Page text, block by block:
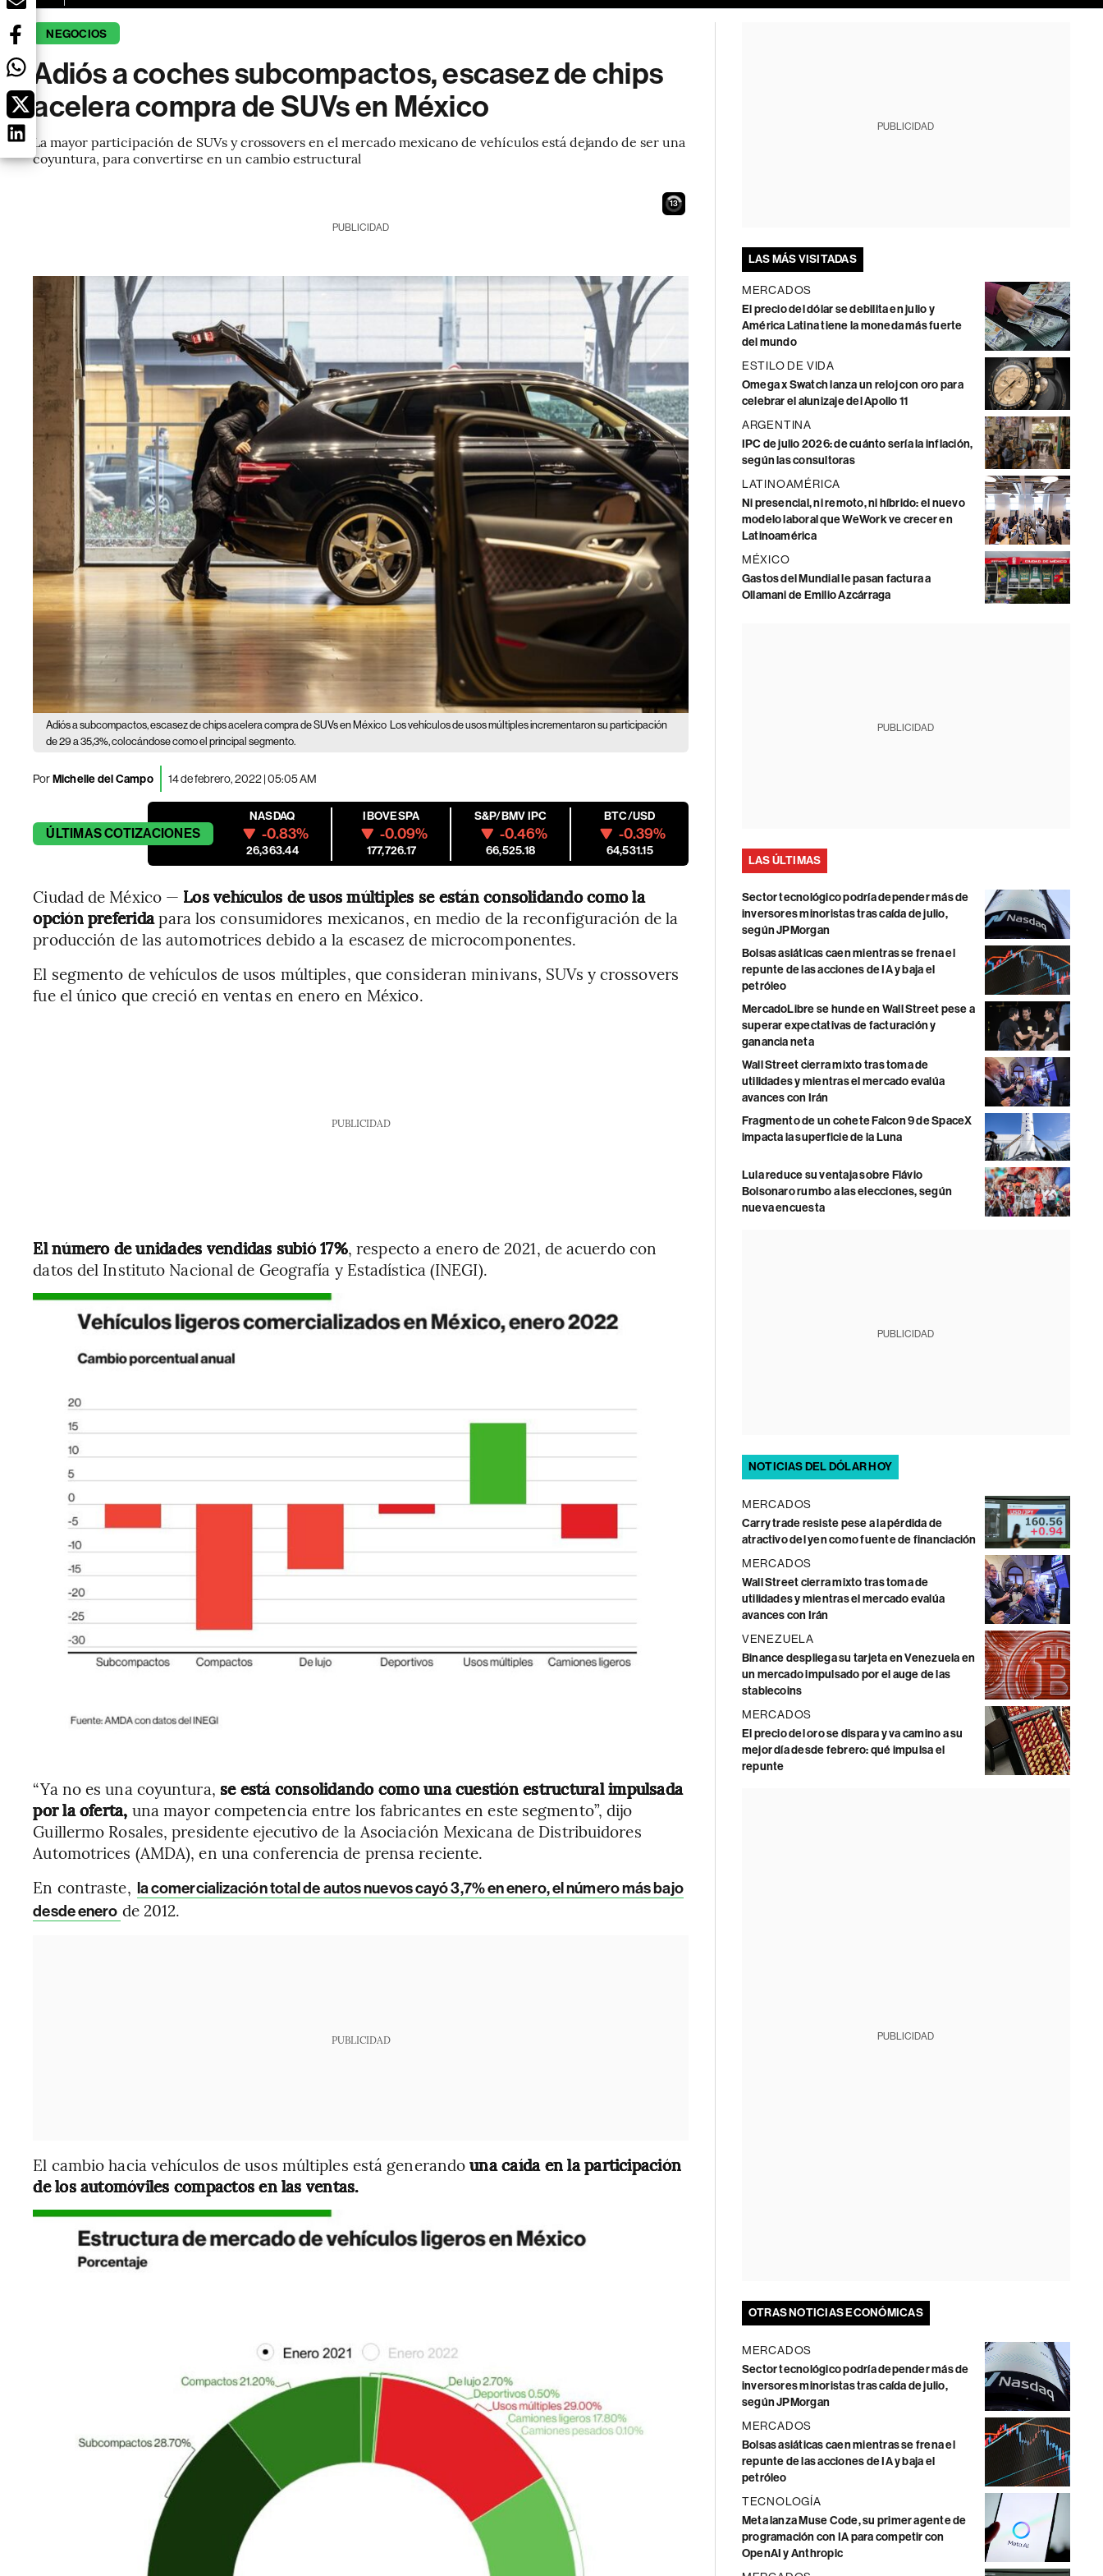
NEGOCIOS
Adiós a coches subcompactos, escasez de chips
acelera compra de SUVs en México
La mayor participación de SUVs y crossovers en el mercado mexicano de vehículos está dejando de ser una
coyuntura, para convertirse en un cambio estructural
12
PUBLICIDAD
Adiós a subcompactos, escasez de chips acelera compra de SUVs en México Los vehículos de usos múltiples incrementaron su participación
de 29 a 35,3%, colocándose como el principal segmento.
PorMichelle del Campo 14 de febrero, 2022 | 05:05 AM
ÚLTIMASCOTIZACIONES
NASDAQ
-0.83%
26,363.44
IBOVESPA
-0.09%
177,726.17
S&P/BMV IPC
-0.46%
66,525.18
BTC/USD
-0.39%
64,531.15
Ciudad de México — Los vehículos de usos múltiples se están consolidando como la
opción preferidapara los consumidores mexicanos, en medio de la reconfiguración de la
producción de las automotrices debido a la escasez de microcomponentes.
El segmento de vehículos de usos múltiples, que consideran minivans, SUVs y crossovers
fue el único que creció en ventas en enero en México.
PUBLICIDAD
El número de unidades vendidas subió 17%, respecto a enero de 2021, de acuerdo con
datos del Instituto Nacional de Geografía y Estadística (INEGI).
“Ya no es una coyuntura, se está consolidando como una cuestión estructural impulsada
por la oferta, una mayor competencia entre los fabricantes en este segmento”, dijo
Guillermo Rosales, presidente ejecutivo de la Asociación Mexicana de Distribuidores
Automotrices (AMDA), en una conferencia de prensa reciente.
En contraste, la comercialización total de autos nuevos cayó 3,7% en enero, el número más bajo
desde enero de 2012.
PUBLICIDAD
El cambio hacia vehículos de usos múltiples está generandouna caída en la participación
de los automóviles compactos en las ventas.
PUBLICIDAD
LAS MÁS VISITADAS
MERCADOS
El precio del dólar se debilita en julio y
América Latina tiene la moneda más fuerte
del mundo
ESTILO DE VIDA
Omega x Swatch lanza un reloj con oro para
celebrar el alunizaje del Apollo 11
ARGENTINA
IPC de julio 2026: de cuánto sería la inflación,
según las consultoras
LATINOAMÉRICA
Ni presencial, ni remoto, ni híbrido: el nuevo
modelo laboral que WeWork ve crecer en
Latinoamérica
MÉXICO
Gastos del Mundial le pasan factura a
Ollamani de Emilio Azcárraga
PUBLICIDAD
LAS ÚLTIMAS
Sector tecnológico podría depender más de
inversores minoristas tras caída de julio,
según JPMorgan
Bolsas asiáticas caen mientras se frena el
repunte de las acciones de IA y baja el
petróleo
MercadoLibre se hunde en Wall Street pese a
superar expectativas de facturación y
ganancia neta
Wall Street cierra mixto tras toma de
utilidades y mientras el mercado evalúa
avances con Irán
Fragmento de un cohete Falcon 9 de SpaceX
impacta la superficie de la Luna
Lula reduce su ventaja sobre Flávio
Bolsonaro rumbo a las elecciones, según
nueva encuesta
PUBLICIDAD
NOTICIAS DEL DÓLAR HOY
MERCADOS
Carry trade resiste pese a la pérdida de
atractivo del yen como fuente de financiación
MERCADOS
Wall Street cierra mixto tras toma de
utilidades y mientras el mercado evalúa
avances con Irán
VENEZUELA
Binance despliega su tarjeta en Venezuela en
un mercado impulsado por el auge de las
stablecoins
MERCADOS
El precio del oro se dispara y va camino a su
mejor día desde febrero: qué impulsa el
repunte
PUBLICIDAD
OTRAS NOTICIAS ECONÓMICAS
MERCADOS
Sector tecnológico podría depender más de
inversores minoristas tras caída de julio,
según JPMorgan
MERCADOS
Bolsas asiáticas caen mientras se frena el
repunte de las acciones de IA y baja el
petróleo
TECNOLOGÍA
Meta lanza Muse Code, su primer agente de
programación con IA para competir con
OpenAI y Anthropic